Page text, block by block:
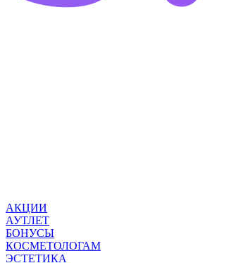
АКЦИИ
АУТЛЕТ
БОНУСЫ
КОСМЕТОЛОГАМ
ЭСТЕТИКА